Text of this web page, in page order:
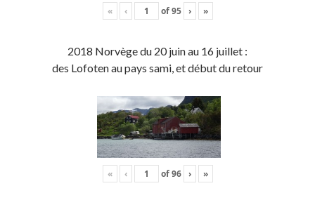
« ‹ of95 › »
2018 Norvège du 20 juin au 16 juillet :
des Lofoten au pays sami, et début du retour
« ‹ of96 › »